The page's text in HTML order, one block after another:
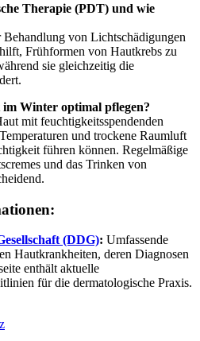
Therapie (PDT) und wie
von Lichtschädigungen
Frühformen von Hautkrebs zu
sie gleichzeitig die
Winter optimal pflegen?
mit feuchtigkeitsspendenden
und trockene Raumluft
führen können. Regelmäßige
und das Trinken von
(DDG): Umfassende
Hautkrankheiten, deren Diagnosen
enthält aktuelle
für die dermatologische Praxis.